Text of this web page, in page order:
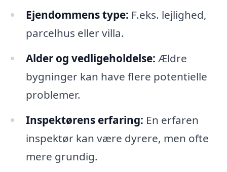
Ejendommens type: F.eks. lejlighed,
parcelhus eller villa.
Alder og vedligeholdelse: Ældre
bygninger kan have flere potentielle
problemer.
Inspektørens erfaring: En erfaren
inspektør kan være dyrere, men ofte
mere grundig.